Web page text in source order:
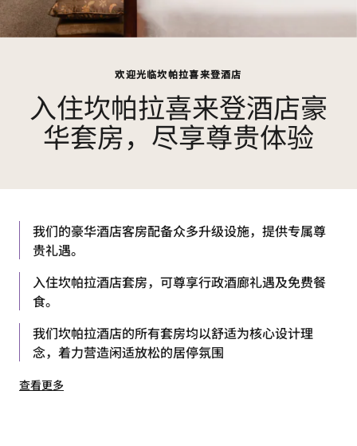
欢迎光临坎帕拉喜来登酒店
入住坎帕拉喜来登酒店豪
华套房，尽享尊贵体验
我们的豪华酒店客房配备众多升级设施，提供专属尊
贵礼遇。
入住坎帕拉酒店套房，可尊享行政酒廊礼遇及免费餐
食。
我们坎帕拉酒店的所有套房均以舒适为核心设计理
念，着力营造闲适放松的居停氛围
查看更多